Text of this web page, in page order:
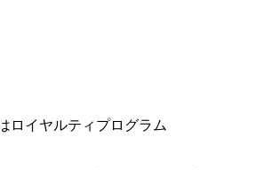
ロイヤルティプログラム